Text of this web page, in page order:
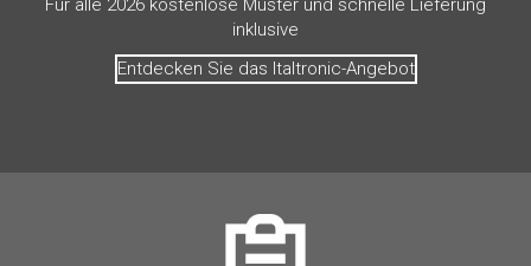
Für alle 2026 kostenlose Muster und schnelle Lieferung
inklusive
Entdecken Sie das Italtronic-Angebot